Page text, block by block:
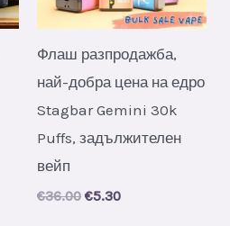
Флаш разпродажба,
най-добра цена на едро
Stagbar Gemini 30k
Puffs, задължителен
вейп
€36.00 Original
€5.30Current